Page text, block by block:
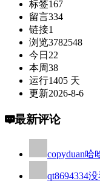
标签167
留言334
链接1
浏览3782548
今日 22
本周38
运行1405 天
更新2026-8-6
最新评论
copyduan哈
qt8694334没